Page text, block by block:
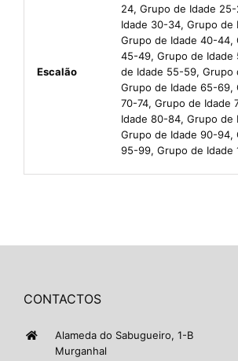
Escalão
24, Grupo de Idade
Idade 30-34, Grupo de
Grupo de Idade 40-44,
45-49, Grupo de Idade
de Idade 55-59, Grupo
Grupo de Idade 65-69,
70-74, Grupo de Idade
Idade 80-84, Grupo de
Grupo de Idade 90-94,
95-99, Grupo de Idade
CONTACTOS
Alameda do Sabugueiro, 1-B
Murganhal